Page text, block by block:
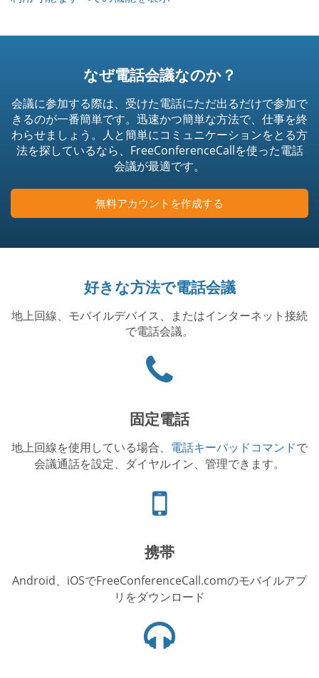
なぜ電話会議なのか？
会議に参加する際は、受けた電話にただ出るだけで参加で
きるのが一番簡単です。迅速かつ簡単な方法で、仕事を終
わらせましょう。人と簡単にコミュニケーションをとる方
法を探しているなら、FreeConferenceCallを使った電話
会議が最適です。
無料アカウントを作成する
好きな方法で電話会議
地上回線、モバイルデバイス、またはインターネット接続
で電話会議。
icon
固定電話
地上回線を使用している場合、 電話キーパッドコマンドで
会議通話を設定、ダイヤルイン、管理できます。
電
話
イ
コ
ン
携帯
Android、iOSでFreeConferenceCall.comのモバイルアプ
リをダウンロード
ッ